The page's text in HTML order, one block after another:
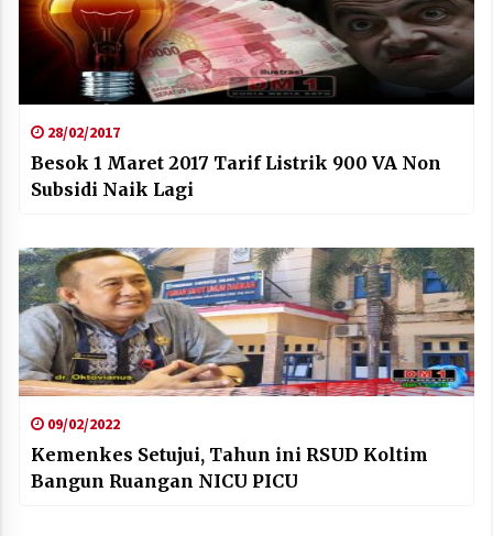
28/02/2017
Besok 1 Maret 2017 Tarif Listrik 900 VA Non
Subsidi Naik Lagi
09/02/2022
Kemenkes Setujui, Tahun ini RSUD Koltim
Bangun Ruangan NICU PICU